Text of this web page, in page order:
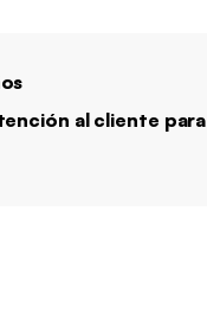
al cliente para